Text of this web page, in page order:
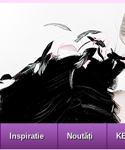
Inspiratie Noutăți